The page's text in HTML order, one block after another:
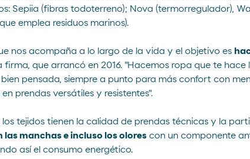
Sepiia (fibras todoterreno); Nova (termorregulador),
emplea residuos marinos).
nos acompaña a lo largo de la vida y el objetivo es
firma, que arrancó en 2016. "Hacemos ropa que te
pensada, siempre a punto para más confort con
prendas versátiles y resistentes".
tejidos tienen la calidad de prendas técnicas y la
manchas e incluso los olores con un componente
así el consumo energético.